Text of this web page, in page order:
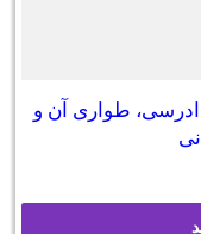
طواری آن و